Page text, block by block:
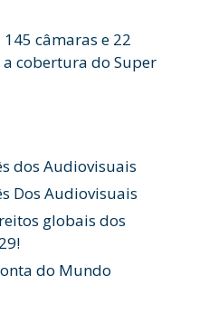
câmaras e 22
cobertura do Super
dos Audiovisuais
Dos Audiovisuais
globais dos
do Mundo